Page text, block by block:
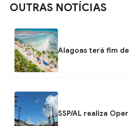
OUTRAS NOTÍCIAS
Alagoas terá fim
SSP/AL realiza